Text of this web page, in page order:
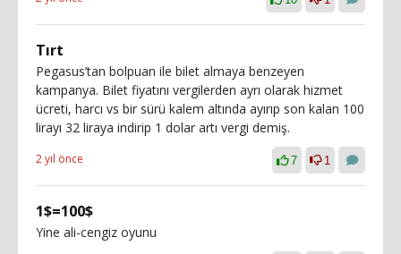
Tırt
Pegasus’tan bolpuan ile bilet almaya benzeyen
kampanya. Bilet fiyatını vergilerden ayrı olarak hizmet
ücreti, harcı vs bir sürü kalem altında ayırıp son kalan 100
lirayı 32 liraya indirip 1 dolar artı vergi demiş.
2 yıl önce 7 1
1$=100$
Yine ali-cengiz oyunu